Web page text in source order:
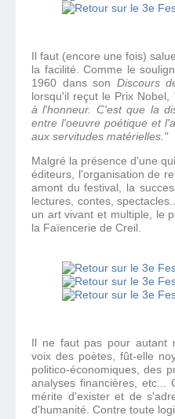
Il faut (encore une fois)
la facilité. Comme le
1960 dans son Discours
lorsqu'il reçut le Prix Nobel,
à l'honneur. C'est que la
entre l'oeuvre poétique et
aux servitudes matérielles."
Malgré la présence d'une
éditeurs, l'organisation de
amont du festival, la
lectures, contes,
un art vivant et multiple, le
la Faïencerie de Creil.
Il ne faut pas pour autant
voix des poètes, fût-elle
politico-économiques, des
analyses financières, etc...
mérite d'exister et de
d'humanité. Contre toute